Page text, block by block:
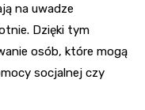
na uwadze
Dzięki tym
osób, które mogą
socjalnej czy